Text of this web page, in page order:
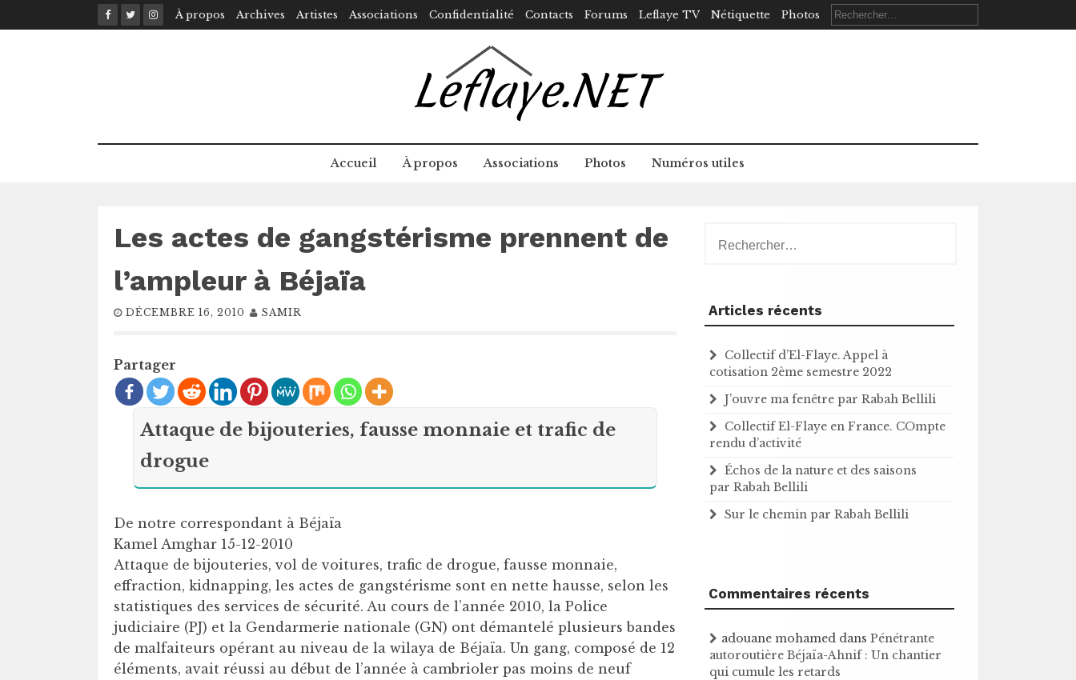
to
À propos Archives Artistes Associations Confidentialité Contacts Forums Leflaye TV Nétiquette Photos Rechercher :
Accueil À propos Associations Photos Numéros utiles
Les actes de gangstérisme prennent de
l’ampleur à Béjaïa
DÉCEMBRE 16, 2010 SAMIR
Partager
Attaque de bijouteries, fausse monnaie et trafic de
drogue
De notre correspondant à Béjaïa
Kamel Amghar 15-12-2010
Attaque de bijouteries, vol de voitures, trafic de drogue, fausse monnaie,
effraction, kidnapping, les actes de gangstérisme sont en nette hausse, selon les
statistiques des services de sécurité. Au cours de l’année 2010, la Police
judiciaire (PJ) et la Gendarmerie nationale (GN) ont démantelé plusieurs bandes
de malfaiteurs opérant au niveau de la wilaya de Béjaïa. Un gang, composé de 12
éléments, avait réussi au début de l’année à cambrioler pas moins de neuf
Articles récents
Collectif d’El-Flaye. Appel à
cotisation 2ème semestre 2022
J’ouvre ma fenêtre par Rabah Bellili
Collectif El-Flaye en France. COmpte
rendu d’activité
Échos de la nature et des saisons
par Rabah Bellili
Sur le chemin par Rabah Bellili
Commentaires récents
adouane mohamed dansPénétrante
autoroutière Béjaïa-Ahnif : Un chantier
qui cumule les retards